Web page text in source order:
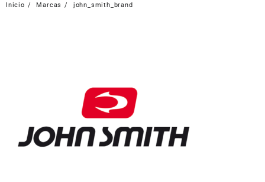
Inicio Marcas john_smith_brand